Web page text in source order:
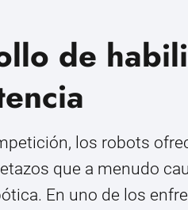
de
los robots
que a menudo
En uno de los